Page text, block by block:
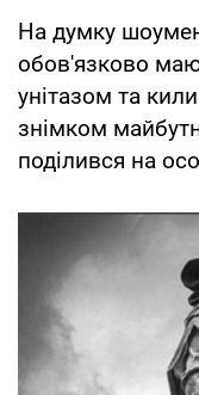
На думку
обов'язково
унітазом та
знімком
поділився на